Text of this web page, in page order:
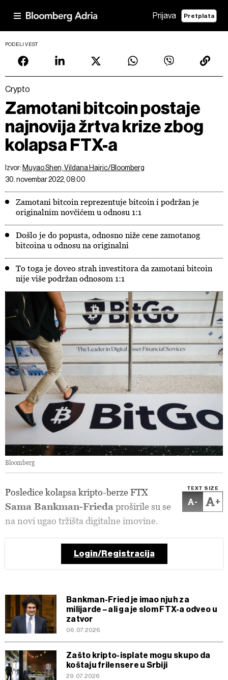
Prijava Pretplata
PODELI VEST
Crypto
Zamotani bitcoin postaje
najnovija žrtva krize zbog
kolapsa FTX-a
Izvor: Muyao Shen, Vildana Hajric/Bloomberg
30. novembar 2022, 08:00
Zamotani bitcoin reprezentuje bitcoin i podržan je
originalnim novčićem u odnosu 1:1
Došlo je do popusta, odnosno niže cene zamotanog
bitcoina u odnosu na originalni
To toga je doveo strah investitora da zamotani bitcoin
nije više podržan odnosom 1:1
Bloomberg
TEXT SIZE
- +
Posledice kolapsa kripto-berze FTX
Sama Bankman-Frieda proširile su se
na novi ugao tržišta digitalne imovine.
Login/Registracija
Bankman-Fried je imao njuh za
milijarde – ali ga je slom FTX-a odveo u
zatvor
06.07.2026
Zašto kripto-isplate mogu skupo da
koštaju frilensere u Srbiji
29.07.2026